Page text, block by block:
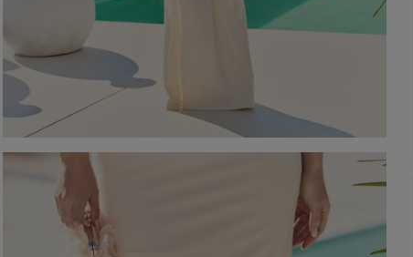
KARIERTE KLEIDER
TAILLIERTES KLEID
PAILLETTENKLEID
Saison / Stoff
SOMMERKLEIDER
FRÜHLINGSKLEIDER
HERBSTKLEIDER
Ausschnitt
AM RÜCKEN
V-AUSSCHNITT
OHNE AUSSCHNITT
ASYMMETRISCHER